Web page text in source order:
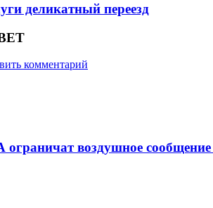
деликатный переезд
комментарий
воздушное сообщение